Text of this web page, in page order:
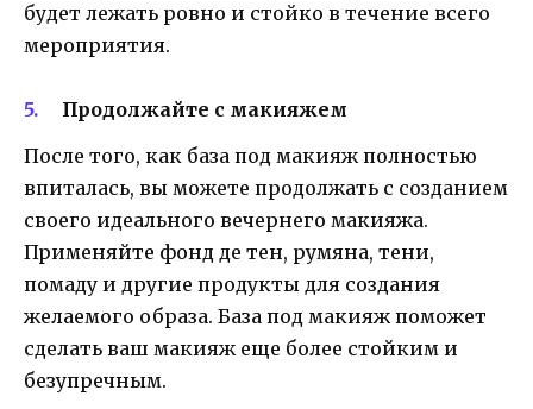
будет лежать ровно и стойко в течение всего
мероприятия.
Продолжайте с макияжем
После того, как база под макияж полностью
впиталась, вы можете продолжать с созданием
своего идеального вечернего макияжа.
Применяйте фонд де тен, румяна, тени,
помаду и другие продукты для создания
желаемого образа. База под макияж поможет
сделать ваш макияж еще более стойким и
безупречным.